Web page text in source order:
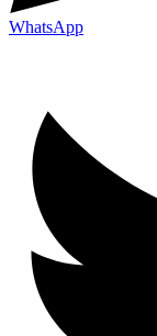
WhatsApp